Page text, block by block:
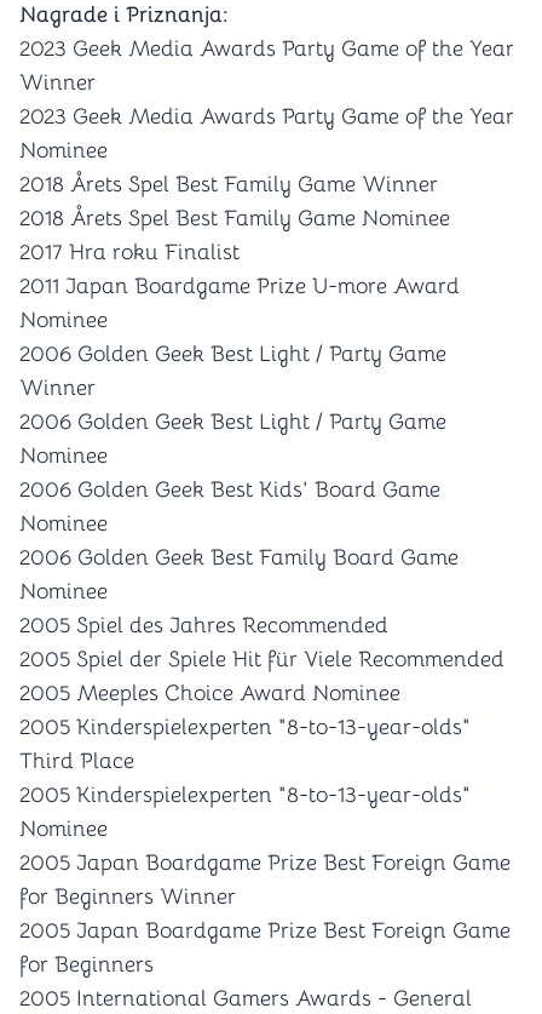
Nagrade i Priznanja:
2023 Geek Media Awards Party Game of the Year
Winner
2023 Geek Media Awards Party Game of the Year
Nominee
2018 Årets Spel Best Family Game Winner
2018 Årets Spel Best Family Game Nominee
2017 Hra roku Finalist
2011 Japan Boardgame Prize U-more Award
Nominee
2006 Golden Geek Best Light / Party Game
Winner
2006 Golden Geek Best Light / Party Game
Nominee
2006 Golden Geek Best Kids' Board Game
Nominee
2006 Golden Geek Best Family Board Game
Nominee
2005 Spiel des Jahres Recommended
2005 Spiel der Spiele Hit für Viele Recommended
2005 Meeples Choice Award Nominee
2005 Kinderspielexperten "8-to-13-year-olds"
Third Place
2005 Kinderspielexperten "8-to-13-year-olds"
Nominee
2005 Japan Boardgame Prize Best Foreign Game
for Beginners Winner
2005 Japan Boardgame Prize Best Foreign Game
for Beginners
2005 International Gamers Awards - General